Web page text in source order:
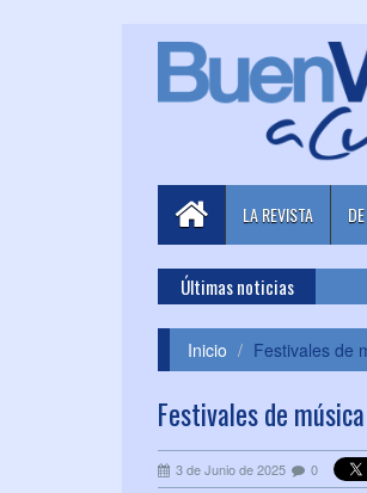
LA REVISTA
Últimas noticias
Inicio Festivales de
Festivales de
3 de Junio de 2025 0